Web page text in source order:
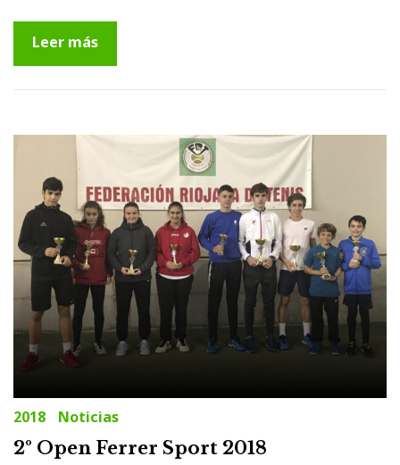
Leer más
2018 Noticias
2º Open Ferrer Sport 2018